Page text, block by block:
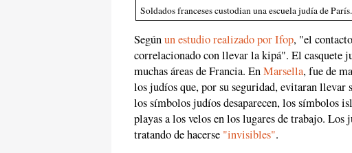
Soldados franceses custodian una escuela judía de
Segúnun estudio realizado por Ifop, "el
correlacionado con llevar la kipá". El casquete
muchas áreas de Francia. EnMarsella, fue de
los judíos que, por su seguridad, evitaran
los símbolos judíos desaparecen, los símbolos
playas a los velos en los lugares de trabajo. Los
tratando de hacerse "invisibles".